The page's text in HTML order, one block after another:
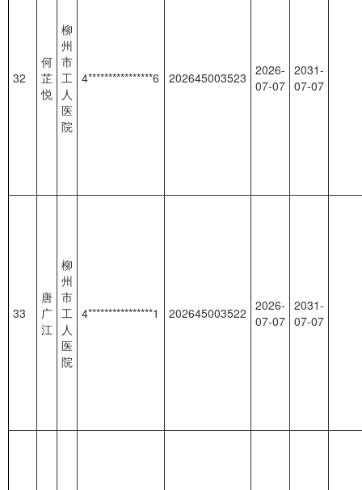
32
何
芷
悦
柳
州
市
工
人
医
院
4****************6 202645003523 2026-
07-07
2031-
07-07
33
唐
广
江
柳
州
市
工
人
医
院
4****************1 202645003522 2026-
07-07
2031-
07-07